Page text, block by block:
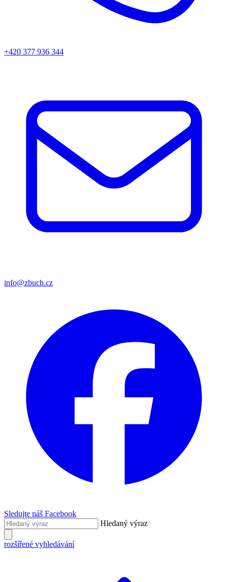
+420 377 936 344
info@zbuch.cz
Sledujte náš Facebook
Hledaný výraz
rozšířené vyhledávání